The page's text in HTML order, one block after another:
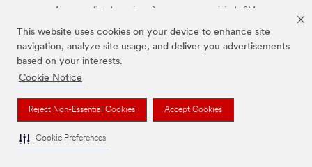
This website uses cookies on your device to enhance site
navigation, analyze site usage, and deliver you advertisements
based on your interests.
Cookie Notice
Reject Non-Essential Cookies Accept Cookies
Cookie Preferences
As marcas listadas a cima são marcas comerciais da 3M.